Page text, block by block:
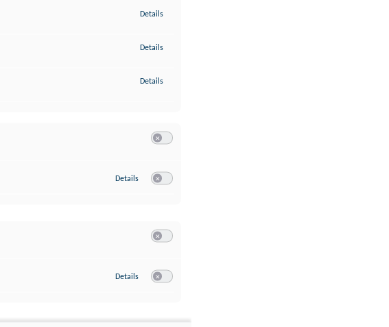
Details
Details
Details
Details zu Google Analytics
Details zu YouTube